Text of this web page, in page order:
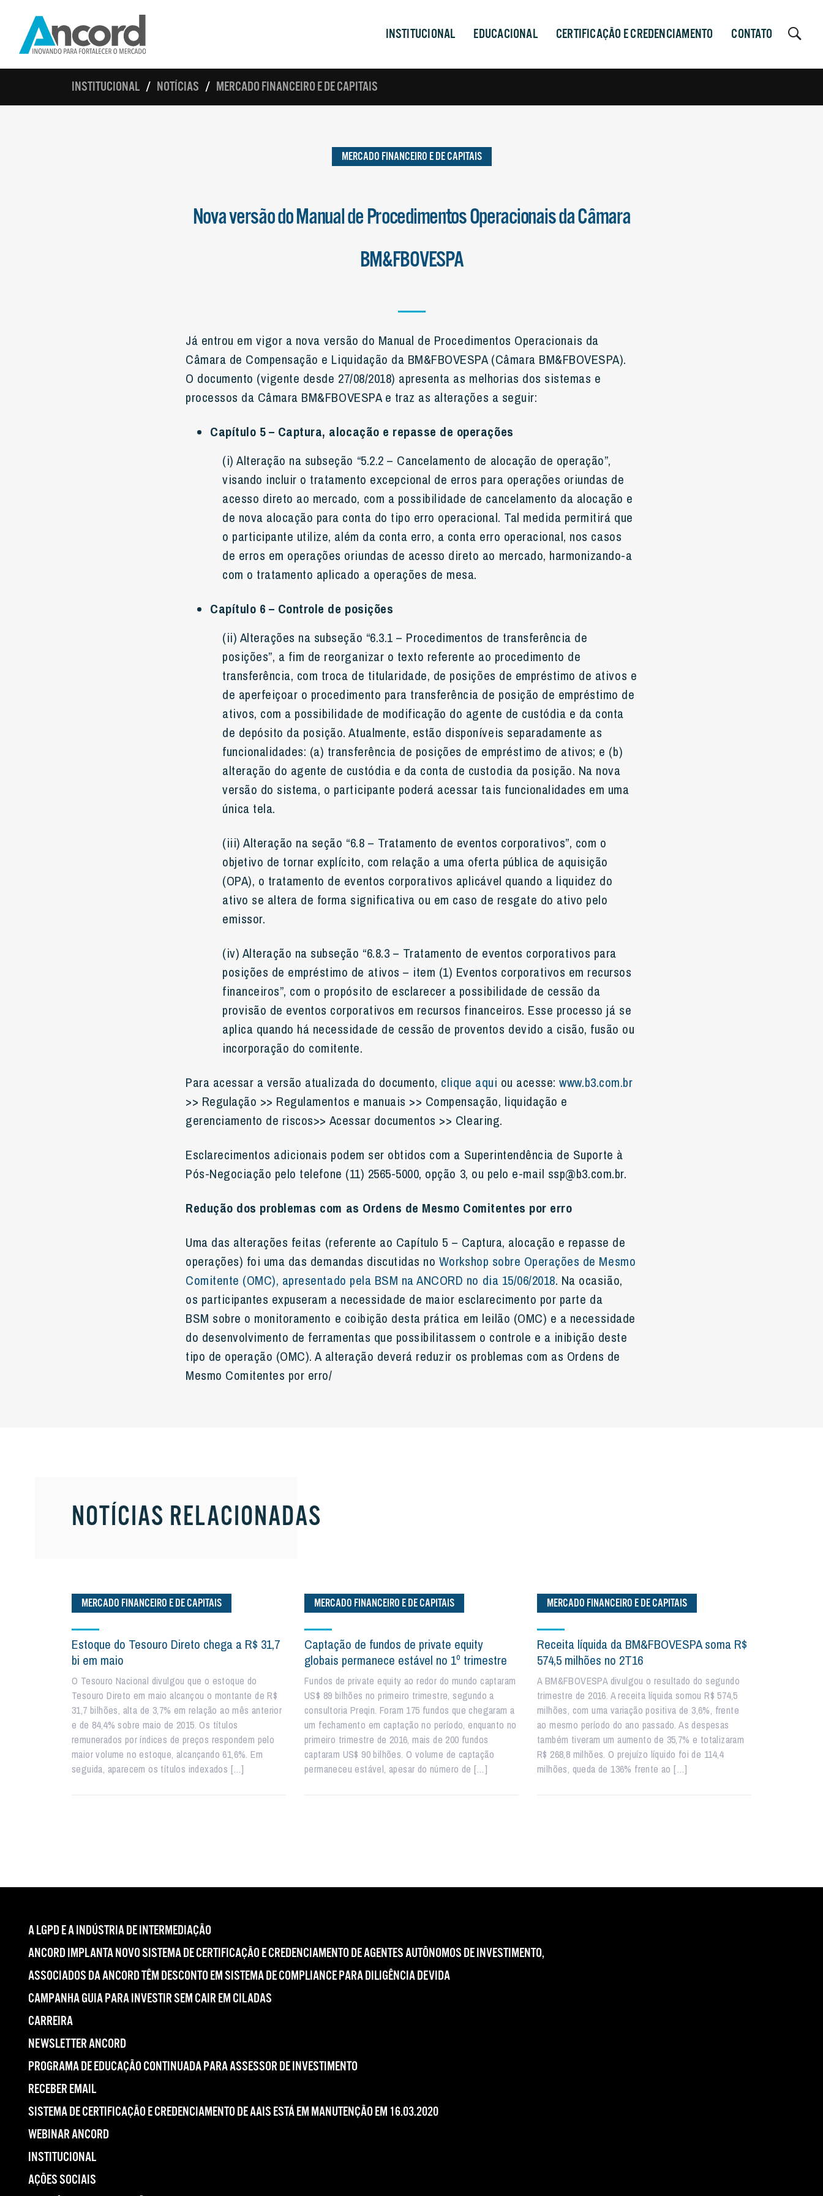
INSTITUCIONAL EDUCACIONAL CERTIFICAÇÃO E CREDENCIAMENTO CONTATO
INSTITUCIONAL NOTÍCIAS MERCADO FINANCEIRO E DE CAPITAIS
MERCADO FINANCEIRO E DE CAPITAIS
Nova versão do Manual de Procedimentos Operacionais da Câmara
BM&FBOVESPA
Já entrou em vigor a nova versão do Manual de Procedimentos Operacionais da
Câmara de Compensação e Liquidação da BM&FBOVESPA (Câmara BM&FBOVESPA).
O documento (vigente desde 27/08/2018) apresenta as melhorias dos sistemas e
processos da Câmara BM&FBOVESPA e traz as alterações a seguir:
Capítulo 5 – Captura, alocação e repasse de operações
(i) Alteração na subseção “5.2.2 – Cancelamento de alocação de operação”,
visando incluir o tratamento excepcional de erros para operações oriundas de
acesso direto ao mercado, com a possibilidade de cancelamento da alocação e
de nova alocação para conta do tipo erro operacional. Tal medida permitirá que
o participante utilize, além da conta erro, a conta erro operacional, nos casos
de erros em operações oriundas de acesso direto ao mercado, harmonizando-a
com o tratamento aplicado a operações de mesa.
Capítulo 6 – Controle de posições
(ii) Alterações na subseção “6.3.1 – Procedimentos de transferência de
posições”, a fim de reorganizar o texto referente ao procedimento de
transferência, com troca de titularidade, de posições de empréstimo de ativos e
de aperfeiçoar o procedimento para transferência de posição de empréstimo de
ativos, com a possibilidade de modificação do agente de custódia e da conta
de depósito da posição. Atualmente, estão disponíveis separadamente as
funcionalidades: (a) transferência de posições de empréstimo de ativos; e (b)
alteração do agente de custódia e da conta de custodia da posição. Na nova
versão do sistema, o participante poderá acessar tais funcionalidades em uma
única tela.
(iii) Alteração na seção “6.8 – Tratamento de eventos corporativos”, com o
objetivo de tornar explícito, com relação a uma oferta pública de aquisição
(OPA), o tratamento de eventos corporativos aplicável quando a liquidez do
ativo se altera de forma significativa ou em caso de resgate do ativo pelo
emissor.
(iv) Alteração na subseção “6.8.3 – Tratamento de eventos corporativos para
posições de empréstimo de ativos – item (1) Eventos corporativos em recursos
financeiros”, com o propósito de esclarecer a possibilidade de cessão da
provisão de eventos corporativos em recursos financeiros. Esse processo já se
aplica quando há necessidade de cessão de proventos devido a cisão, fusão ou
incorporação do comitente.
Para acessar a versão atualizada do documento, clique aqui ou acesse: www.b3.com.br
>> Regulação >> Regulamentos e manuais >> Compensação, liquidação e
gerenciamento de riscos>> Acessar documentos >> Clearing.
Esclarecimentos adicionais podem ser obtidos com a Superintendência de Suporte à
Pós-Negociação pelo telefone (11) 2565-5000, opção 3, ou pelo e-mail ssp@b3.com.br.
Redução dos problemas com as Ordens de Mesmo Comitentes por erro
Uma das alterações feitas (referente ao Capítulo 5 – Captura, alocação e repasse de
operações) foi uma das demandas discutidas no Workshop sobre Operações de Mesmo
Comitente (OMC), apresentado pela BSM na ANCORD no dia 15/06/2018. Na ocasião,
os participantes expuseram a necessidade de maior esclarecimento por parte da
BSM sobre o monitoramento e coibição desta prática em leilão (OMC) e a necessidade
do desenvolvimento de ferramentas que possibilitassem o controle e a inibição deste
tipo de operação (OMC). A alteração deverá reduzir os problemas com as Ordens de
Mesmo Comitentes por erro/
NOTÍCIAS RELACIONADAS
MERCADO FINANCEIRO E DE CAPITAIS
Estoque do Tesouro Direto chega a R$ 31,7
bi em maio
O Tesouro Nacional divulgou que o estoque do
Tesouro Direto em maio alcançou o montante de R$
31,7 bilhões, alta de 3,7% em relação ao mês anterior
e de 84,4% sobre maio de 2015. Os títulos
remunerados por índices de preços respondem pelo
maior volume no estoque, alcançando 61,6%. Em
seguida, aparecem os títulos indexados […]
MERCADO FINANCEIRO E DE CAPITAIS
Captação de fundos de private equity
globais permanece estável no 1º trimestre
Fundos de private equity ao redor do mundo captaram
US$ 89 bilhões no primeiro trimestre, segundo a
consultoria Preqin. Foram 175 fundos que chegaram a
um fechamento em captação no período, enquanto no
primeiro trimestre de 2016, mais de 200 fundos
captaram US$ 90 bilhões. O volume de captação
permaneceu estável, apesar do número de […]
MERCADO FINANCEIRO E DE CAPITAIS
Receita líquida da BM&FBOVESPA soma R$
574,5 milhões no 2T16
A BM&FBOVESPA divulgou o resultado do segundo
trimestre de 2016. A receita líquida somou R$ 574,5
milhões, com uma variação positiva de 3,6%, frente
ao mesmo período do ano passado. As despesas
também tiveram um aumento de 35,7% e totalizaram
R$ 268,8 milhões. O prejuízo líquido foi de 114,4
milhões, queda de 136% frente ao […]
A LGPD E A INDÚSTRIA DE INTERMEDIAÇÃO
ANCORD IMPLANTA NOVO SISTEMA DE CERTIFICAÇÃO E CREDENCIAMENTO DE AGENTES AUTÔNOMOS DE INVESTIMENTO,
ASSOCIADOS DA ANCORD TÊM DESCONTO EM SISTEMA DE COMPLIANCE PARA DILIGÊNCIA DEVIDA
CAMPANHA GUIA PARA INVESTIR SEM CAIR EM CILADAS
CARREIRA
NEWSLETTER ANCORD
PROGRAMA DE EDUCAÇÃO CONTINUADA PARA ASSESSOR DE INVESTIMENTO
RECEBER EMAIL
SISTEMA DE CERTIFICAÇÃO E CREDENCIAMENTO DE AAIS ESTÁ EM MANUTENÇÃO EM 16.03.2020
WEBINAR ANCORD
INSTITUCIONAL
AÇÕES SOCIAIS